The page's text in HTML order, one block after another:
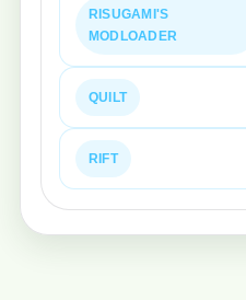
RISUGAMI'S
MODLOADER
QUILT
RIFT